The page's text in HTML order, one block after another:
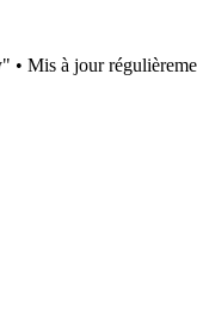
• Mis à jour